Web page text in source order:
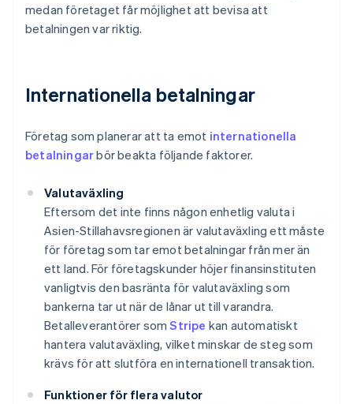
medan företaget får möjlighet att bevisa att
betalningen var riktig.
Internationella betalningar
Företag som planerar att ta emot internationella
betalningarbör beakta följande faktorer.
Valutaväxling
Eftersom det inte finns någon enhetlig valuta i
Asien-Stillahavsregionen är valutaväxling ett måste
för företag som tar emot betalningar från mer än
ett land. För företagskunder höjer finansinstituten
vanligtvis den basränta för valutaväxling som
bankerna tar ut när de lånar ut till varandra.
Betalleverantörer somStripe kan automatiskt
hantera valutaväxling, vilket minskar de steg som
krävs för att slutföra en internationell transaktion.
Funktioner för flera valutor